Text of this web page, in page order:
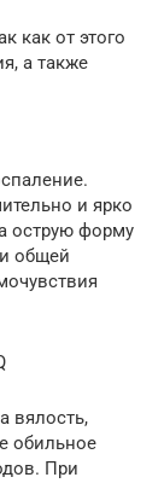
как от этого
а также
и ярко
острую форму
общей
вялость,
обильное
При